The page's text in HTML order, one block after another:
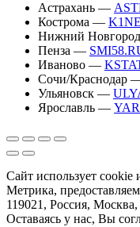
Астрахань —
Кострома —
Нижний
Пенза —
Иваново —
Сочи/Краснодар
Ульяновск —
Ярославль —
Сайт использует cookie
Метрика,
119021, Россия,
Оставаясь у нас, Вы